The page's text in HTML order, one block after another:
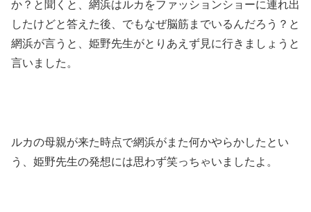
か？と聞くと、網浜はルカをファッションショーに連れ出
したけどと答えた後、でもなぜ脳筋までいるんだろう？と
網浜が言うと、姫野先生がとりあえず見に行きましょうと
言いました。
ルカの母親が来た時点で網浜がまた何かやらかしたとい
う、姫野先生の発想には思わず笑っちゃいましたよ。